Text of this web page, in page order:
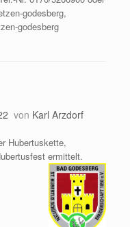
godesberg,
godesberg
von Karl Arzdorf
Hubertuskette,
ermittelt.